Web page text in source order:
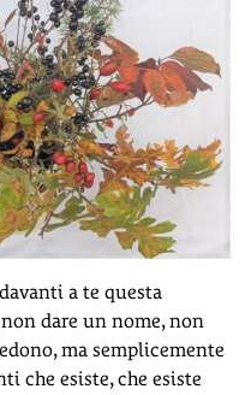
a te questa
dare un nome, non
ma semplicemente
che esiste, che esiste